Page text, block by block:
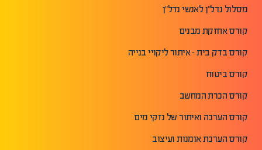
מסלול נדל"ן לאנשי נדל"ן
קורס אחזקת מבנים
קורס בדק בית - איתור ליקויי בנייה
קורס ביטוח
קורס הכרת המחשב
קורס הערכה ואיתור של נזקי מים
קורס הערכת אומנות ועיצוב